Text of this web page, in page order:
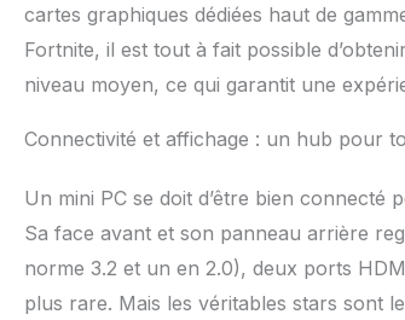
cartes graphiques dédiées haut de
Fortnite, il est tout à fait possible
niveau moyen, ce qui garantit une
Connectivité et affichage : un hub pour
Un mini PC se doit d’être bien
Sa face avant et son panneau arrière
norme 3.2 et un en 2.0), deux ports
plus rare. Mais les véritables stars sont